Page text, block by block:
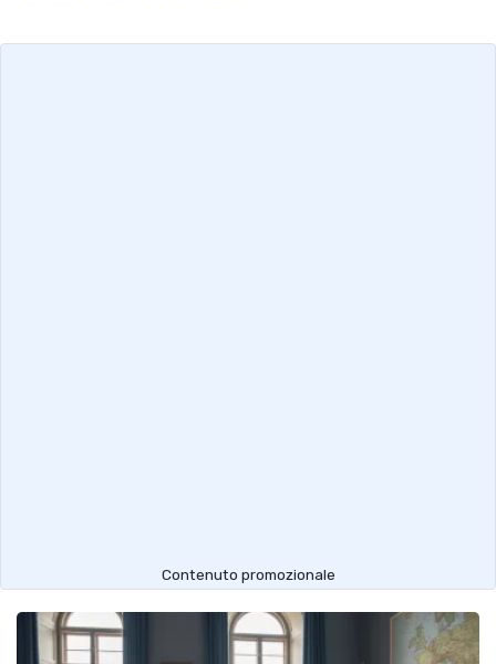
Contenuto promozionale